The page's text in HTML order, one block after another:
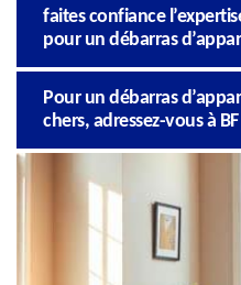
faites confiance
pour un débarras
Pour un débarras
chers, adressez-vous à